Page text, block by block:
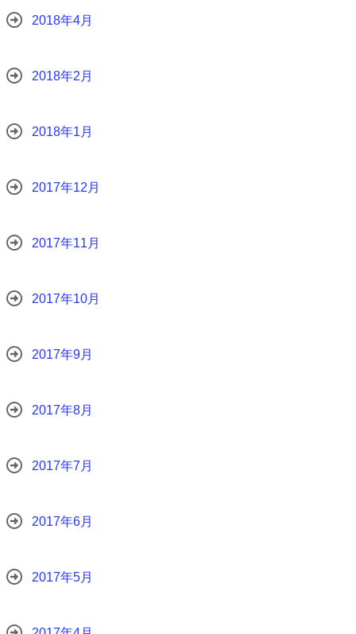
2018年4月
2018年2月
2018年1月
2017年12月
2017年11月
2017年10月
2017年9月
2017年8月
2017年7月
2017年6月
2017年5月